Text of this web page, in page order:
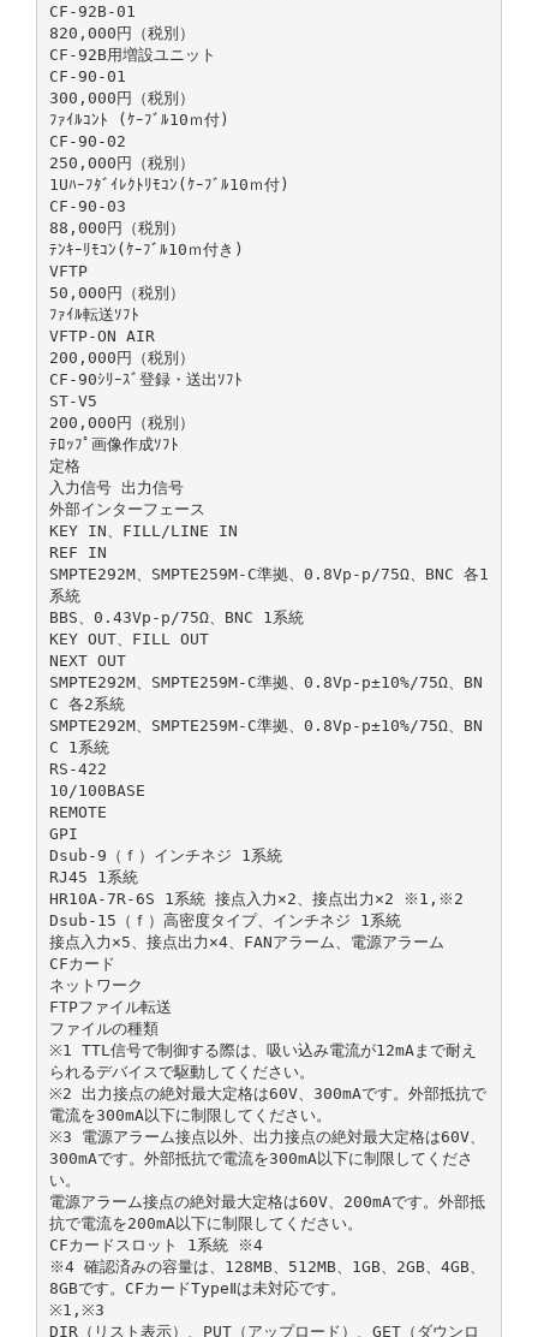
CF-92B-01
820,000円（税別）
CF-92B用増設ユニット
CF-90-01
300,000円（税別）
ﾌｧｲﾙｺﾝﾄ (ｹｰﾌﾞﾙ10ｍ付)
CF-90-02
250,000円（税別）
1Uﾊｰﾌﾀﾞｲﾚｸﾄﾘﾓｺﾝ(ｹｰﾌﾞﾙ10ｍ付)
CF-90-03
88,000円（税別）
ﾃﾝｷｰﾘﾓｺﾝ(ｹｰﾌﾞﾙ10ｍ付き)
VFTP
50,000円（税別）
ﾌｧｲﾙ転送ｿﾌﾄ
VFTP-ON AIR
200,000円（税別）
CF-90ｼﾘｰｽﾞ登録・送出ｿﾌﾄ
ST-V5
200,000円（税別）
ﾃﾛｯﾌﾟ画像作成ｿﾌﾄ
定格
入力信号 出力信号
外部インターフェース
KEY IN、FILL/LINE IN
REF IN
SMPTE292M、SMPTE259M-C準拠、0.8Vp-p/75Ω、BNC 各1
系統
BBS、0.43Vp-p/75Ω、BNC 1系統
KEY OUT、FILL OUT
NEXT OUT
SMPTE292M、SMPTE259M-C準拠、0.8Vp-p±10%/75Ω、BN
C 各2系統
SMPTE292M、SMPTE259M-C準拠、0.8Vp-p±10%/75Ω、BN
C 1系統
RS-422
10/100BASE
REMOTE
GPI
Dsub-9（ｆ）インチネジ 1系統
RJ45 1系統
HR10A-7R-6S 1系統 接点入力×2、接点出力×2 ※1,※2
Dsub-15（ｆ）高密度タイプ、インチネジ 1系統
接点入力×5、接点出力×4、FANアラーム、電源アラーム
CFカード
ネットワーク
FTPファイル転送
ファイルの種類
※1 TTL信号で制御する際は、吸い込み電流が12mAまで耐え
られるデバイスで駆動してください。
※2 出力接点の絶対最大定格は60V、300mAです。外部抵抗で
電流を300mA以下に制限してください。
※3 電源アラーム接点以外、出力接点の絶対最大定格は60V、
300mAです。外部抵抗で電流を300mA以下に制限してくださ
い。
電源アラーム接点の絶対最大定格は60V、200mAです。外部抵
抗で電流を200mA以下に制限してください。
CFカードスロット 1系統 ※4
※4 確認済みの容量は、128MB、512MB、1GB、2GB、4GB、
8GBです。CFカードTypeⅡは未対応です。
※1,※3
DIR（リスト表示）、PUT（アップロード）、GET（ダウンロ